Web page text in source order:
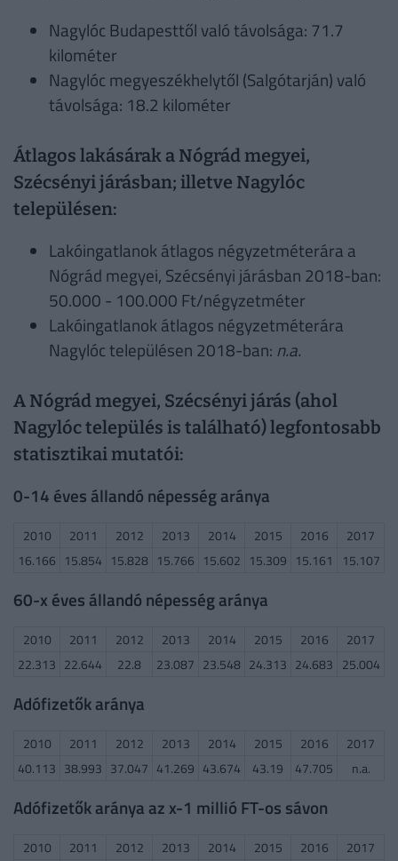
Nagylóc Budapesttől való távolsága: 71.7
kilométer
Nagylóc megyeszékhelytől (Salgótarján) való
távolsága: 18.2 kilométer
Átlagos lakásárak a Nógrád megyei,
Szécsényi járásban; illetve Nagylóc
településen:
Lakóingatlanok átlagos négyzetméterára a
Nógrád megyei, Szécsényi járásban 2018-ban:
50.000 - 100.000 Ft/négyzetméter
Lakóingatlanok átlagos négyzetméterára
Nagylóc településen 2018-ban: n.a.
A Nógrád megyei, Szécsényi járás (ahol
Nagylóc település is található) legfontosabb
statisztikai mutatói:
0-14 éves állandó népesség aránya
2010 2011 2012 2013 2014 2015 2016
2017
16.166 15.854 15.828 15.766 15.602 15.309 15.161 15.107
60-x éves állandó népesség aránya
2010 2011 2012 2013 2014 2015 2016
2017
22.313 22.644 22.8 23.087 23.548 24.313 24.683 25.004
Adófizetők aránya
2010 2011 2012 2013 2014 2015 2016
2017
40.113 38.993 37.047 41.269 43.674 43.19 47.705 n.a.
Adófizetők aránya az x-1 millió FT-os sávon
2010 2011 2012 2013 2014 2015 2016
2017